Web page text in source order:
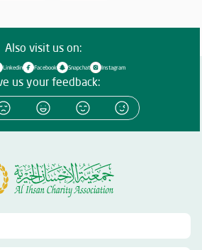
Also visit us on:
Linkedin Facebook Snapchat Instagram
us your feedback: